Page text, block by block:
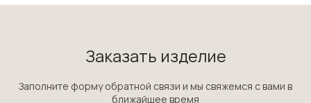
Заказать изделие
Заполните форму обратной связи и мы свяжемся с вами в
ближайшее время